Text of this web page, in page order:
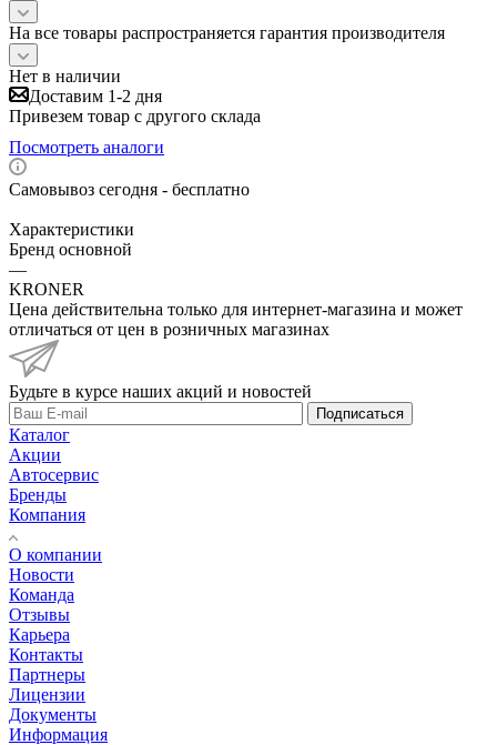
На все товары распространяется гарантия производителя
Нет в наличии
Доставим 1-2 дня
Привезем товар с другого склада
Посмотреть аналоги
Самовывоз сегодня - бесплатно
Характеристики
Бренд основной
—
KRONER
Цена действительна только для интернет-магазина и может
отличаться от цен в розничных магазинах
Будьте в курсе наших акций и новостей
Подписаться
Каталог
Акции
Автосервис
Бренды
Компания
О компании
Новости
Команда
Отзывы
Карьера
Контакты
Партнеры
Лицензии
Документы
Информация